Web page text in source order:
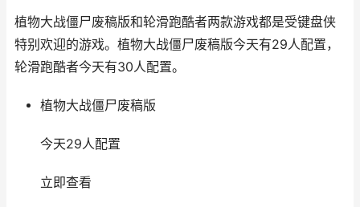
植物大战僵尸废稿版和轮滑跑酷者两款游戏都是受键盘侠
特别欢迎的游戏。植物大战僵尸废稿版今天有29人配置，
轮滑跑酷者今天有30人配置。
植物大战僵尸废稿版
今天29人配置
立即查看